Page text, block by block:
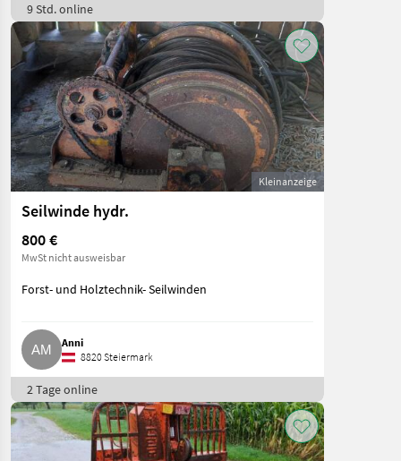
9 Std. online
Kleinanzeige
Seilwinde hydr.
800 €
MwSt nicht ausweisbar
Forst- und Holztechnik- Seilwinden
Anni
8820 Steiermark
2 Tage online